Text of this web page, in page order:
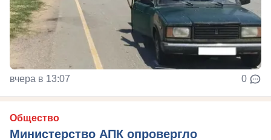
вчера в 13:07 0
Общество
Министерство АПК опровергло